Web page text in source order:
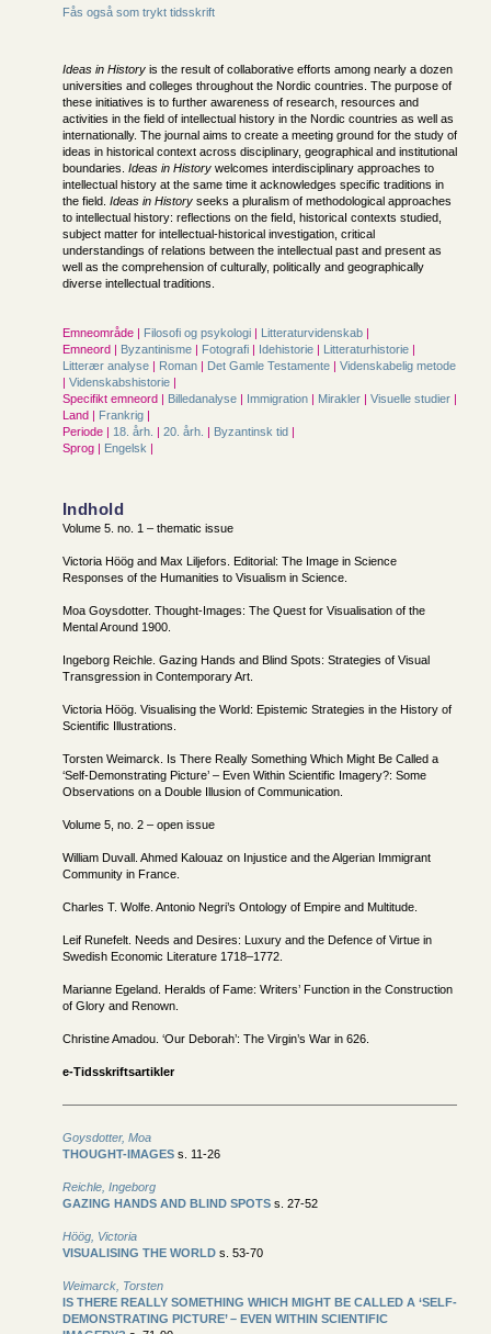
Fås også som trykt tidsskrift
Ideas in History is the result of collaborative efforts among nearly a dozen
universities and colleges throughout the Nordic countries. The purpose of
these initiatives is to further awareness of research, resources and
activities in the field of intellectual history in the Nordic countries as well as
internationally. The journal aims to create a meeting ground for the study of
ideas in historical context across disciplinary, geographical and institutional
boundaries. Ideas in History welcomes interdisciplinary approaches to
intellectual history at the same time it acknowledges specific traditions in
the field. Ideas in History seeks a pluralism of methodological approaches
to intellectual history: reflections on the fieId, historicaI contexts studied,
subject matter for intellectual-historical investigation, critical
understandings of relations between the intellectual past and present as
well as the comprehension of culturally, politicaIly and geographically
diverse intellectual traditions.
Emneområde | Filosofi og psykologi | Litteraturvidenskab |
Emneord | Byzantinisme | Fotografi | Idehistorie | Litteraturhistorie |
Litterær analyse | Roman | Det Gamle Testamente | Videnskabelig metode
| Videnskabshistorie |
Specifikt emneord | Billedanalyse | Immigration | Mirakler | Visuelle studier |
Land | Frankrig |
Periode | 18. årh. | 20. årh. | Byzantinsk tid |
Sprog | Engelsk |
Indhold
Volume 5. no. 1 – thematic issue
Victoria Höög and Max Liljefors. Editorial: The Image in Science
Responses of the Humanities to Visualism in Science.
Moa Goysdotter. Thought-Images: The Quest for Visualisation of the
Mental Around 1900.
Ingeborg Reichle. Gazing Hands and Blind Spots: Strategies of Visual
Transgression in Contemporary Art.
Victoria Höög. Visualising the World: Epistemic Strategies in the History of
Scientific Illustrations.
Torsten Weimarck. Is There Really Something Which Might Be Called a
‘Self-Demonstrating Picture’ – Even Within Scientific Imagery?: Some
Observations on a Double Illusion of Communication.
Volume 5, no. 2 – open issue
William Duvall. Ahmed Kalouaz on Injustice and the Algerian Immigrant
Community in France.
Charles T. Wolfe. Antonio Negri’s Ontology of Empire and Multitude.
Leif Runefelt. Needs and Desires: Luxury and the Defence of Virtue in
Swedish Economic Literature 1718–1772.
Marianne Egeland. Heralds of Fame: Writers’ Function in the Construction
of Glory and Renown.
Christine Amadou. ‘Our Deborah’: The Virgin’s War in 626.
e-Tidsskriftsartikler
Goysdotter, Moa
THOUGHT-IMAGES s. 11-26
Reichle, Ingeborg
GAZING HANDS AND BLIND SPOTS s. 27-52
Höög, Victoria
VISUALISING THE WORLD s. 53-70
Weimarck, Torsten
IS THERE REALLY SOMETHING WHICH MIGHT BE CALLED A ‘SELF-
DEMONSTRATING PICTURE’ – EVEN WITHIN SCIENTIFIC